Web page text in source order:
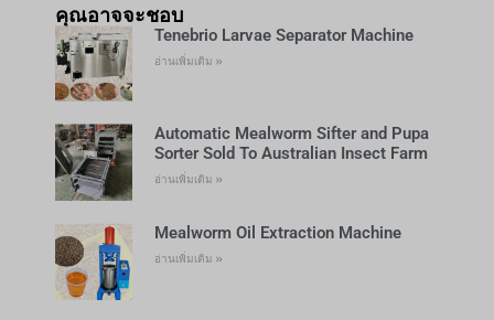
คุณอาจจะชอบ
Tenebrio Larvae Separator Machine
อ่านเพิ่มเติม »
Automatic Mealworm Sifter and Pupa
Sorter Sold To Australian Insect Farm
อ่านเพิ่มเติม »
Mealworm Oil Extraction Machine
อ่านเพิ่มเติม »